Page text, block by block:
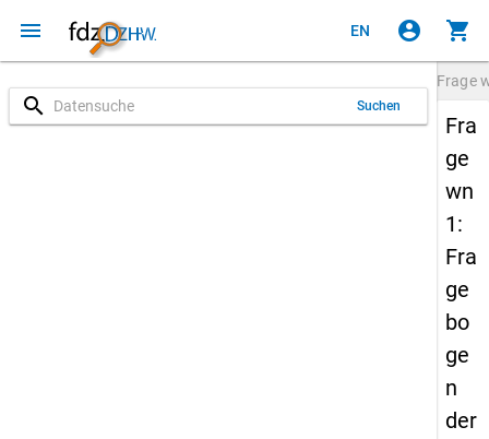
menu EN account_circle shopping_cart
search Suchen
Frage
Fra
ge
wn
1:
Fra
ge
bo
ge
n
der